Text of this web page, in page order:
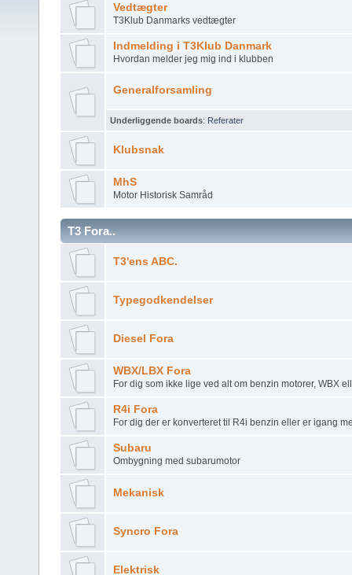
Vedtægter
T3Klub Danmarks vedtægter
Indmelding i T3Klub Danmark
Hvordan melder jeg mig ind i klubben
Generalforsamling
Underliggende boards: Referater
Klubsnak
MhS
Motor Historisk Samråd
T3 Fora..
T3'ens ABC.
Typegodkendelser
Diesel Fora
WBX/LBX Fora
For dig som ikke lige ved alt om benzin motorer, WBX
R4i Fora
For dig der er konverteret til R4i benzin eller er igang
Subaru
Ombygning med subarumotor
Mekanisk
Syncro Fora
Elektrisk